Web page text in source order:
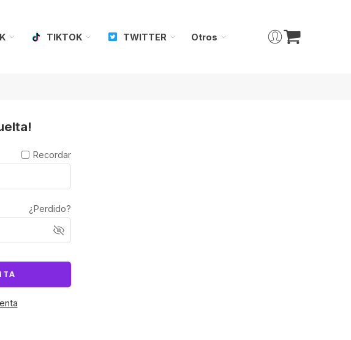
TIKTOK TWITTER Otros
Recordar
¿Perdido?